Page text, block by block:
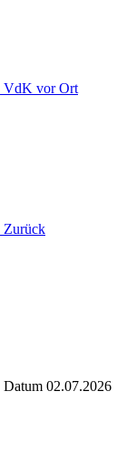
VdK vor Ort
Zurück
Datum 02.07.2026